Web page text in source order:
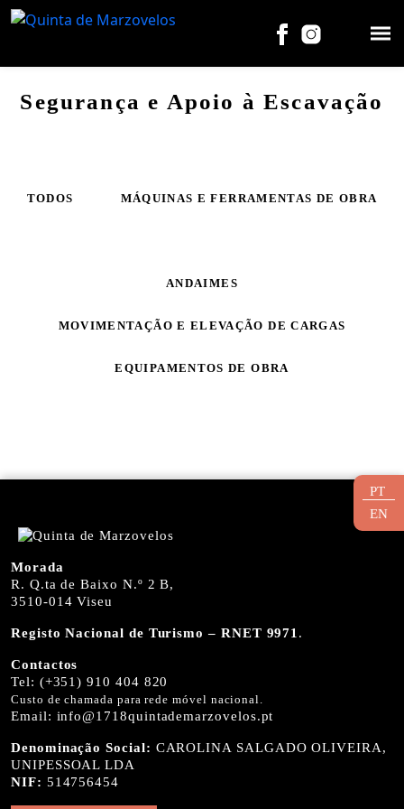
Segurança e Apoio à Escavação
TODOS MÁQUINAS E FERRAMENTAS DE OBRA
ANDAIMES
MOVIMENTAÇÃO E ELEVAÇÃO DE CARGAS
EQUIPAMENTOS DE OBRA
Morada
R. Q.ta de Baixo N.º 2 B,
3510-014 Viseu
Registo Nacional de Turismo – RNET 9971 .
Contactos
Tel: (+351) 910 404 820
Custo de chamada para rede móvel nacional.
Email: info@1718quintademarzovelos.pt
Denominação Social: CAROLINA SALGADO OLIVEIRA,
UNIPESSOAL LDA
NIF: 514756454
PT
EN